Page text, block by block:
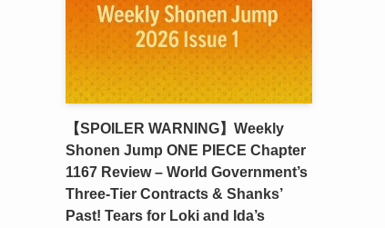
【SPOILER WARNING】Weekly
Shonen Jump ONE PIECE Chapter
1167 Review – World Government’s
Three-Tier Contracts & Shanks’
Past! Tears for Loki and Ida’s